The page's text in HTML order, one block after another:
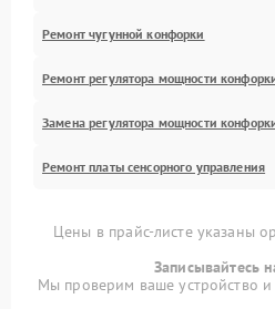
Ремонт чугунной конфорки
Ремонт регулятора мощности
Замена регулятора мощности
Ремонт платы сенсорного управления
Цены в прайс-листе указаны
Записывайтесь
Мы проверим ваше устройство